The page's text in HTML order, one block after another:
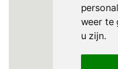
weer te
u zijn.